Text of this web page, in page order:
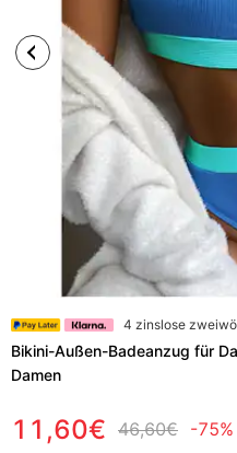
4 zinslose
Bikini-Außen-Badeanzug für
Damen
11,60€ 46,60€ -75%